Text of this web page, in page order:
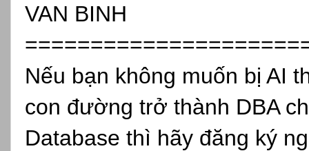
VAN BINH
Nếu bạn không muốn bị AI
con đường trở thành DBA
Database thì hãy đăng ký